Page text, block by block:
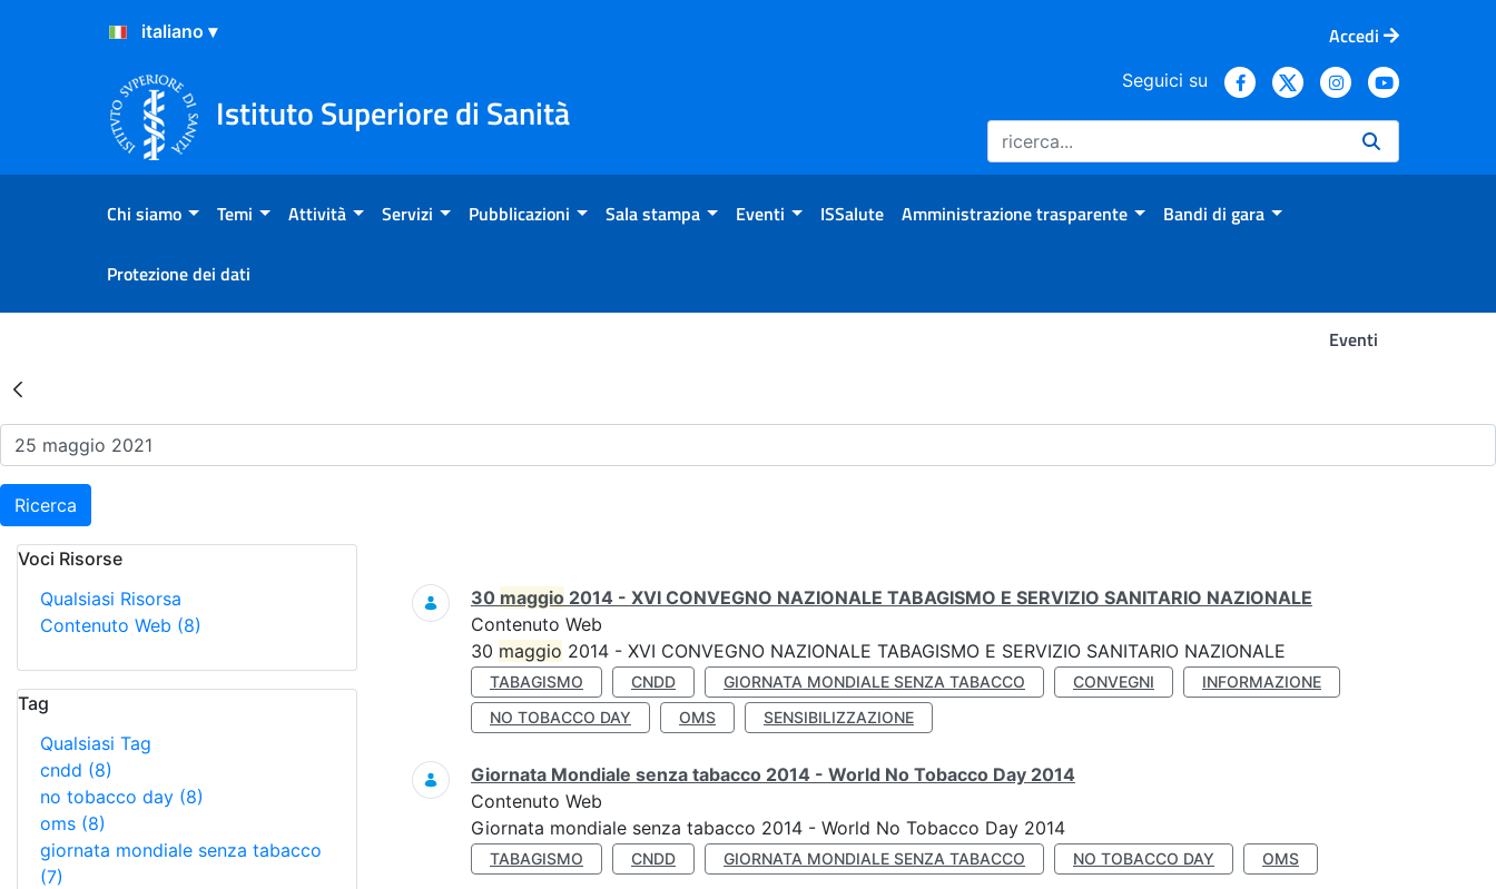
Salta al Contenuto
Salta al Footer
Accedi
Istituto Superiore di Sanità
Seguici su
Chi siamo Temi Attività Servizi Pubblicazioni Sala stampa Eventi ISSalute Amministrazione trasparente Bandi di gara
Protezione dei dati
Eventi
Risultati della Ricerca - Eventi
Ricerca
Voci Risorse
Qualsiasi Risorsa
Contenuto Web (8)
Tag
Qualsiasi Tag
cndd (8)
no tobacco day (8)
oms (8)
giornata mondiale senza tabacco
(7)
Ricerca
30 maggio 2014 - XVI CONVEGNO NAZIONALE TABAGISMO E SERVIZIO SANITARIO NAZIONALE
Contenuto Web
30 maggio 2014 - XVI CONVEGNO NAZIONALE TABAGISMO E SERVIZIO SANITARIO NAZIONALE
TABAGISMO CNDD GIORNATA MONDIALE SENZA TABACCO CONVEGNI
INFORMAZIONE
NO TOBACCO DAY
OMS SENSIBILIZZAZIONE
Giornata Mondiale senza tabacco 2014 - World No Tobacco Day 2014
Contenuto Web
Giornata mondiale senza tabacco 2014 - World No Tobacco Day 2014
TABAGISMO CNDD GIORNATA MONDIALE SENZA TABACCO NO TOBACCO DAY OMS